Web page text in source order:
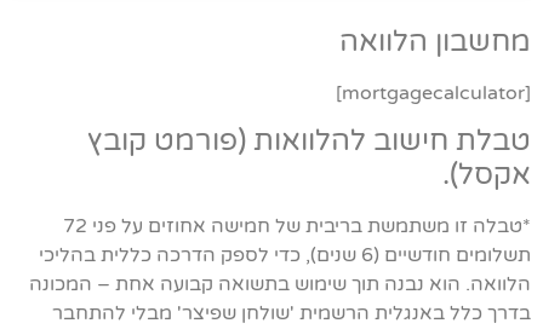
מחשבון הלוואה
[mortgagecalculator]
טבלת חישוב להלוואות (פורמט קובץ
אקסל).
*טבלה זו משתמשת בריבית של חמישה אחוזים על פני 72
תשלומים חודשיים (6 שנים), כדי לספק הדרכה כללית בהליכי
הלוואה. הוא נבנה תוך שימוש בתשואה קבועה אחת – המכונה
בדרך כלל באנגלית הרשמית 'שולחן שפיצר' מבלי להתחבר